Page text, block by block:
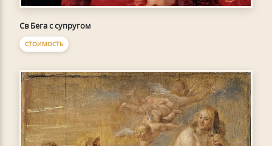
Св Бега с супругом
СТОИМОСТЬ